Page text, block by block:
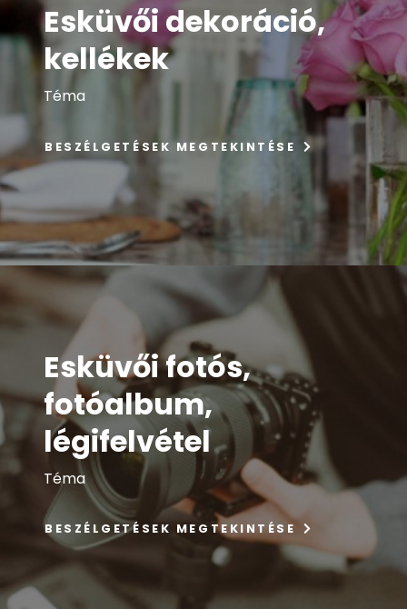
Esküvői dekoráció,
kellékek
Téma
BESZÉLGETÉSEK MEGTEKINTÉSE
Esküvői fotós,
fotóalbum,
légifelvétel
Téma
BESZÉLGETÉSEK MEGTEKINTÉSE